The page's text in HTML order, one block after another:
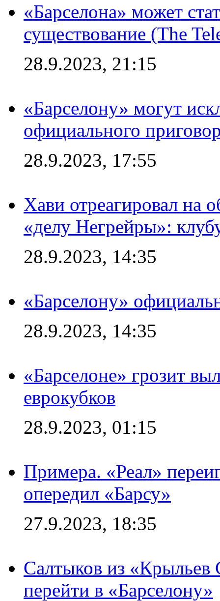
«Барселона» может
существование (The
28.9.2023, 21:15
«Барселону» могут
официального
28.9.2023, 17:55
Хави отреагировал на
«делу Негрейры»:
28.9.2023, 14:35
«Барселону»
28.9.2023, 14:35
«Барселоне» грозит
еврокубков
28.9.2023, 01:15
Примера. «Реал»
опередил «Барсу»
27.9.2023, 18:35
Салтыков из «Крыльев
перейти в «Барселону»